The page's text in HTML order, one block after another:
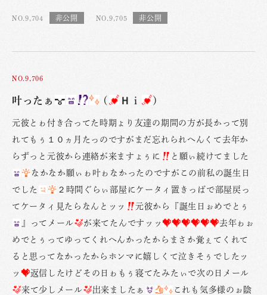
NO.9,704 NO.9,705
NO.9,706
叶ったぁ ( Ｈｉ )
元彼とゎ付き合ってた時期ょり友達の期間の方が長かって別
れてもぅ１０ヵ月たっのですがまだ忘れられへんくて去年か
らずっと元彼から連絡が来ますょぅに
と願ぃ続けてました
なかなか願ぃゎ叶ゎなかったのですがこの前私の誕生日
でした
２時間ぐらぃ部屋にケータィ置きっぱで部屋戻っ
てケータィ見たらなんとッッ
元彼から『誕生日ぉめでとぅ
』ってメール
が来てたんですッッ
去年ゎぉ
めでとぅってゆってくれへんかったからまさか覚ぇてくれて
ると思ってなかったからホンマに嬉しくて泣きそぅでしたッ
ッ
返信したけどその日ゎもぅ寝てたみたぃで次の日メール
来て少しメール
出来ましたぁ
これも気多様のぉ陰